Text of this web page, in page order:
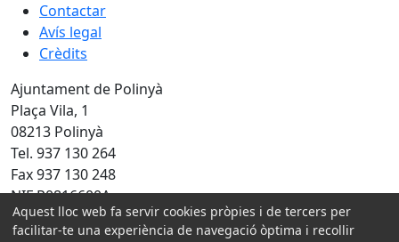
Contactar
Avís legal
Crèdits
Ajuntament de Polinyà
Plaça Vila, 1
08213 Polinyà
Tel. 937 130 264
Fax 937 130 248
NIF P0816600A
Amb la col·laboració de:
Aquest lloc web fa servir cookies pròpies i de tercers per
facilitar-te una experiència de navegació òptima i recollir